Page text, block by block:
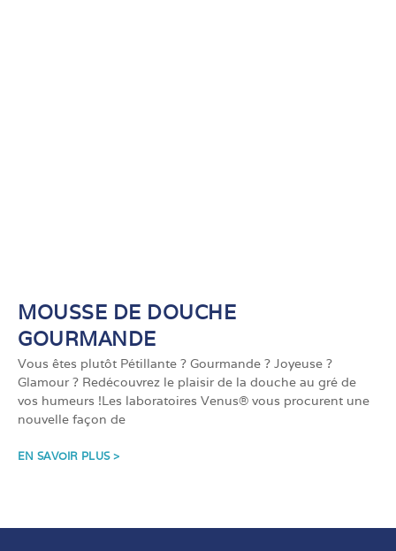
MOUSSE DE DOUCHE
GOURMANDE
Vous êtes plutôt Pétillante ? Gourmande ? Joyeuse ?
Glamour ? Redécouvrez le plaisir de la douche au gré de
vos humeurs !Les laboratoires Venus® vous procurent une
nouvelle façon de
EN SAVOIR PLUS >